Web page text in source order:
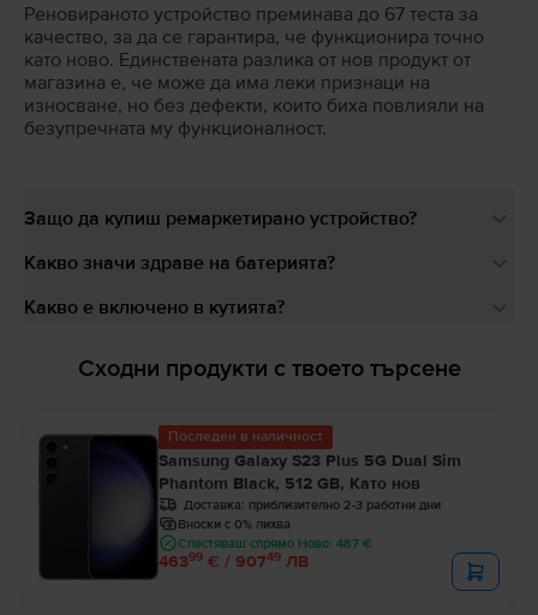
Реновираното устройство преминава до 67 теста за
качество, за да се гарантира, че функционира точно
като ново. Единствената разлика от нов продукт от
магазина е, че може да има леки признаци на
износване, но без дефекти, които биха повлияли на
безупречната му функционалност.
Защо да купиш ремаркетирано устройство?
Какво значи здраве на батерията?
Какво е включено в кутията?
Сходни продукти с твоето търсене
Последен в наличност
Samsung Galaxy S23 Plus 5G Dual Sim
Phantom Black, 512 GB, Като нов
Доставка: приблизително 2-3 работни дни
Вноски с 0% лихва
Спестяваш спрямо Ново: 487 €
46399 € / 90749 ЛВ